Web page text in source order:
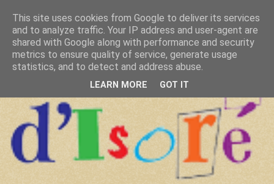
This site uses cookies from Google to deliver its services
and to analyze traffic. Your IP address and user-agent are
shared with Google along with performance and security
metrics to ensure quality of service, generate usage
statistics, and to detect and address abuse.
LEARN MORE GOT IT